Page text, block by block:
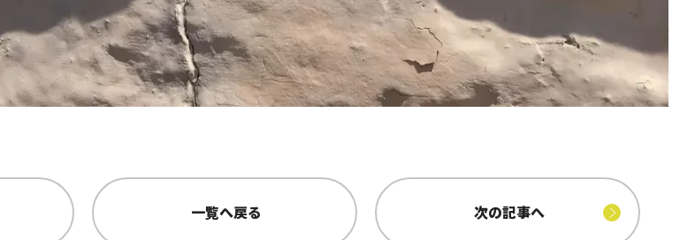
一覧へ戻る 次の記事へ